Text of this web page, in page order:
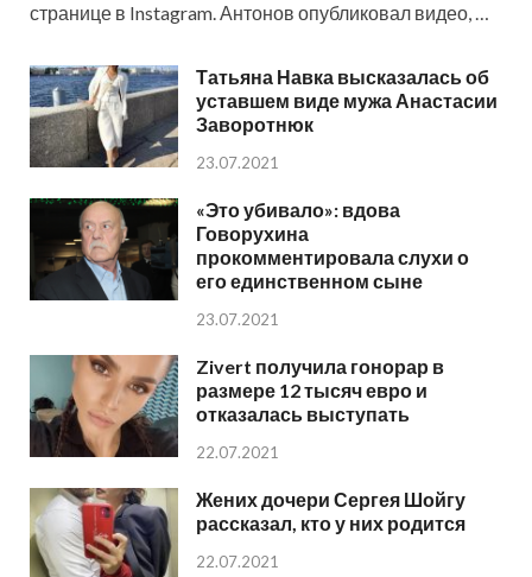
странице в Instagram. Антонов опубликовал видео, …
Татьяна Навка высказалась об
уставшем виде мужа Анастасии
Заворотнюк
23.07.2021
«Это убивало»: вдова
Говорухина
прокомментировала слухи о
его единственном сыне
23.07.2021
Zivert получила гонорар в
размере 12 тысяч евро и
отказалась выступать
22.07.2021
Жених дочери Сергея Шойгу
рассказал, кто у них родится
22.07.2021